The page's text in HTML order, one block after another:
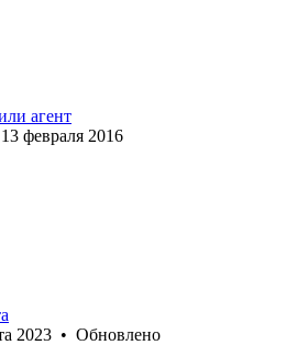
агент
13 февраля 2016
2023 • Обновлено